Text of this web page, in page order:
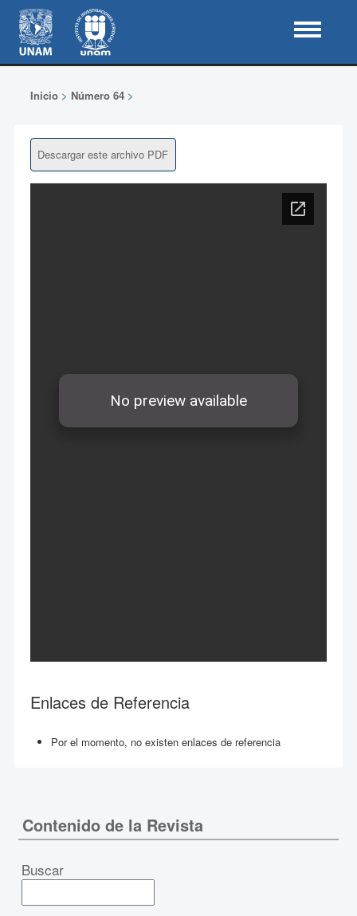
Inicio> Número 64>
Descargar este archivo PDF
Enlaces de Referencia
Por el momento, no existen enlaces de referencia
Contenido de la Revista
Buscar